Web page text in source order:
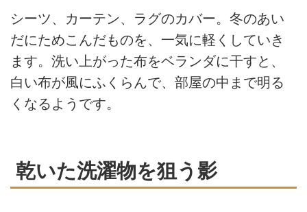
シーツ、カーテン、ラグのカバー。冬のあい
だにためこんだものを、一気に軽くしていき
ます。洗い上がった布をベランダに干すと、
白い布が風にふくらんで、部屋の中まで明る
くなるようです。
乾いた洗濯物を狙う影